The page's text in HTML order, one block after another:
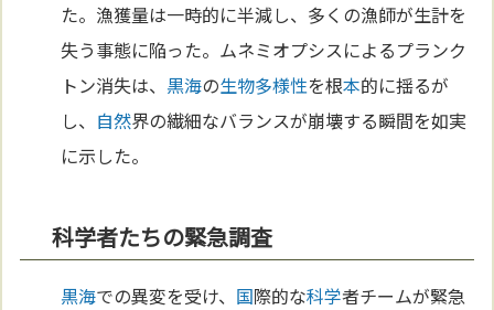
た。漁獲量は一時的に半減し、多くの漁師が生計を
失う事態に陥った。ムネミオプシスによるプランク
トン消失は、 黒海の生物多様性を根本的に揺るが
し、 自然界の繊細なバランスが崩壊する瞬間を如実
に示した。
科学者たちの緊急調査
黒海での異変を受け、 国際的な科学者チームが緊急